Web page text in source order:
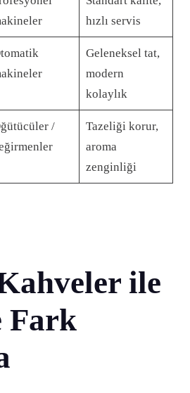
hızlı servis
Geleneksel tat,
modern
kolaylık
/
Tazeliği korur,
aroma
zenginliği
ile
Fark